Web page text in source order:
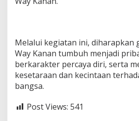
Melalui kegiatan ini, diharapkan
Way Kanan tumbuh menjadi
berkarakter percaya diri, serta
kesetaraan dan kecintaan
bangsa.
Post Views: 541